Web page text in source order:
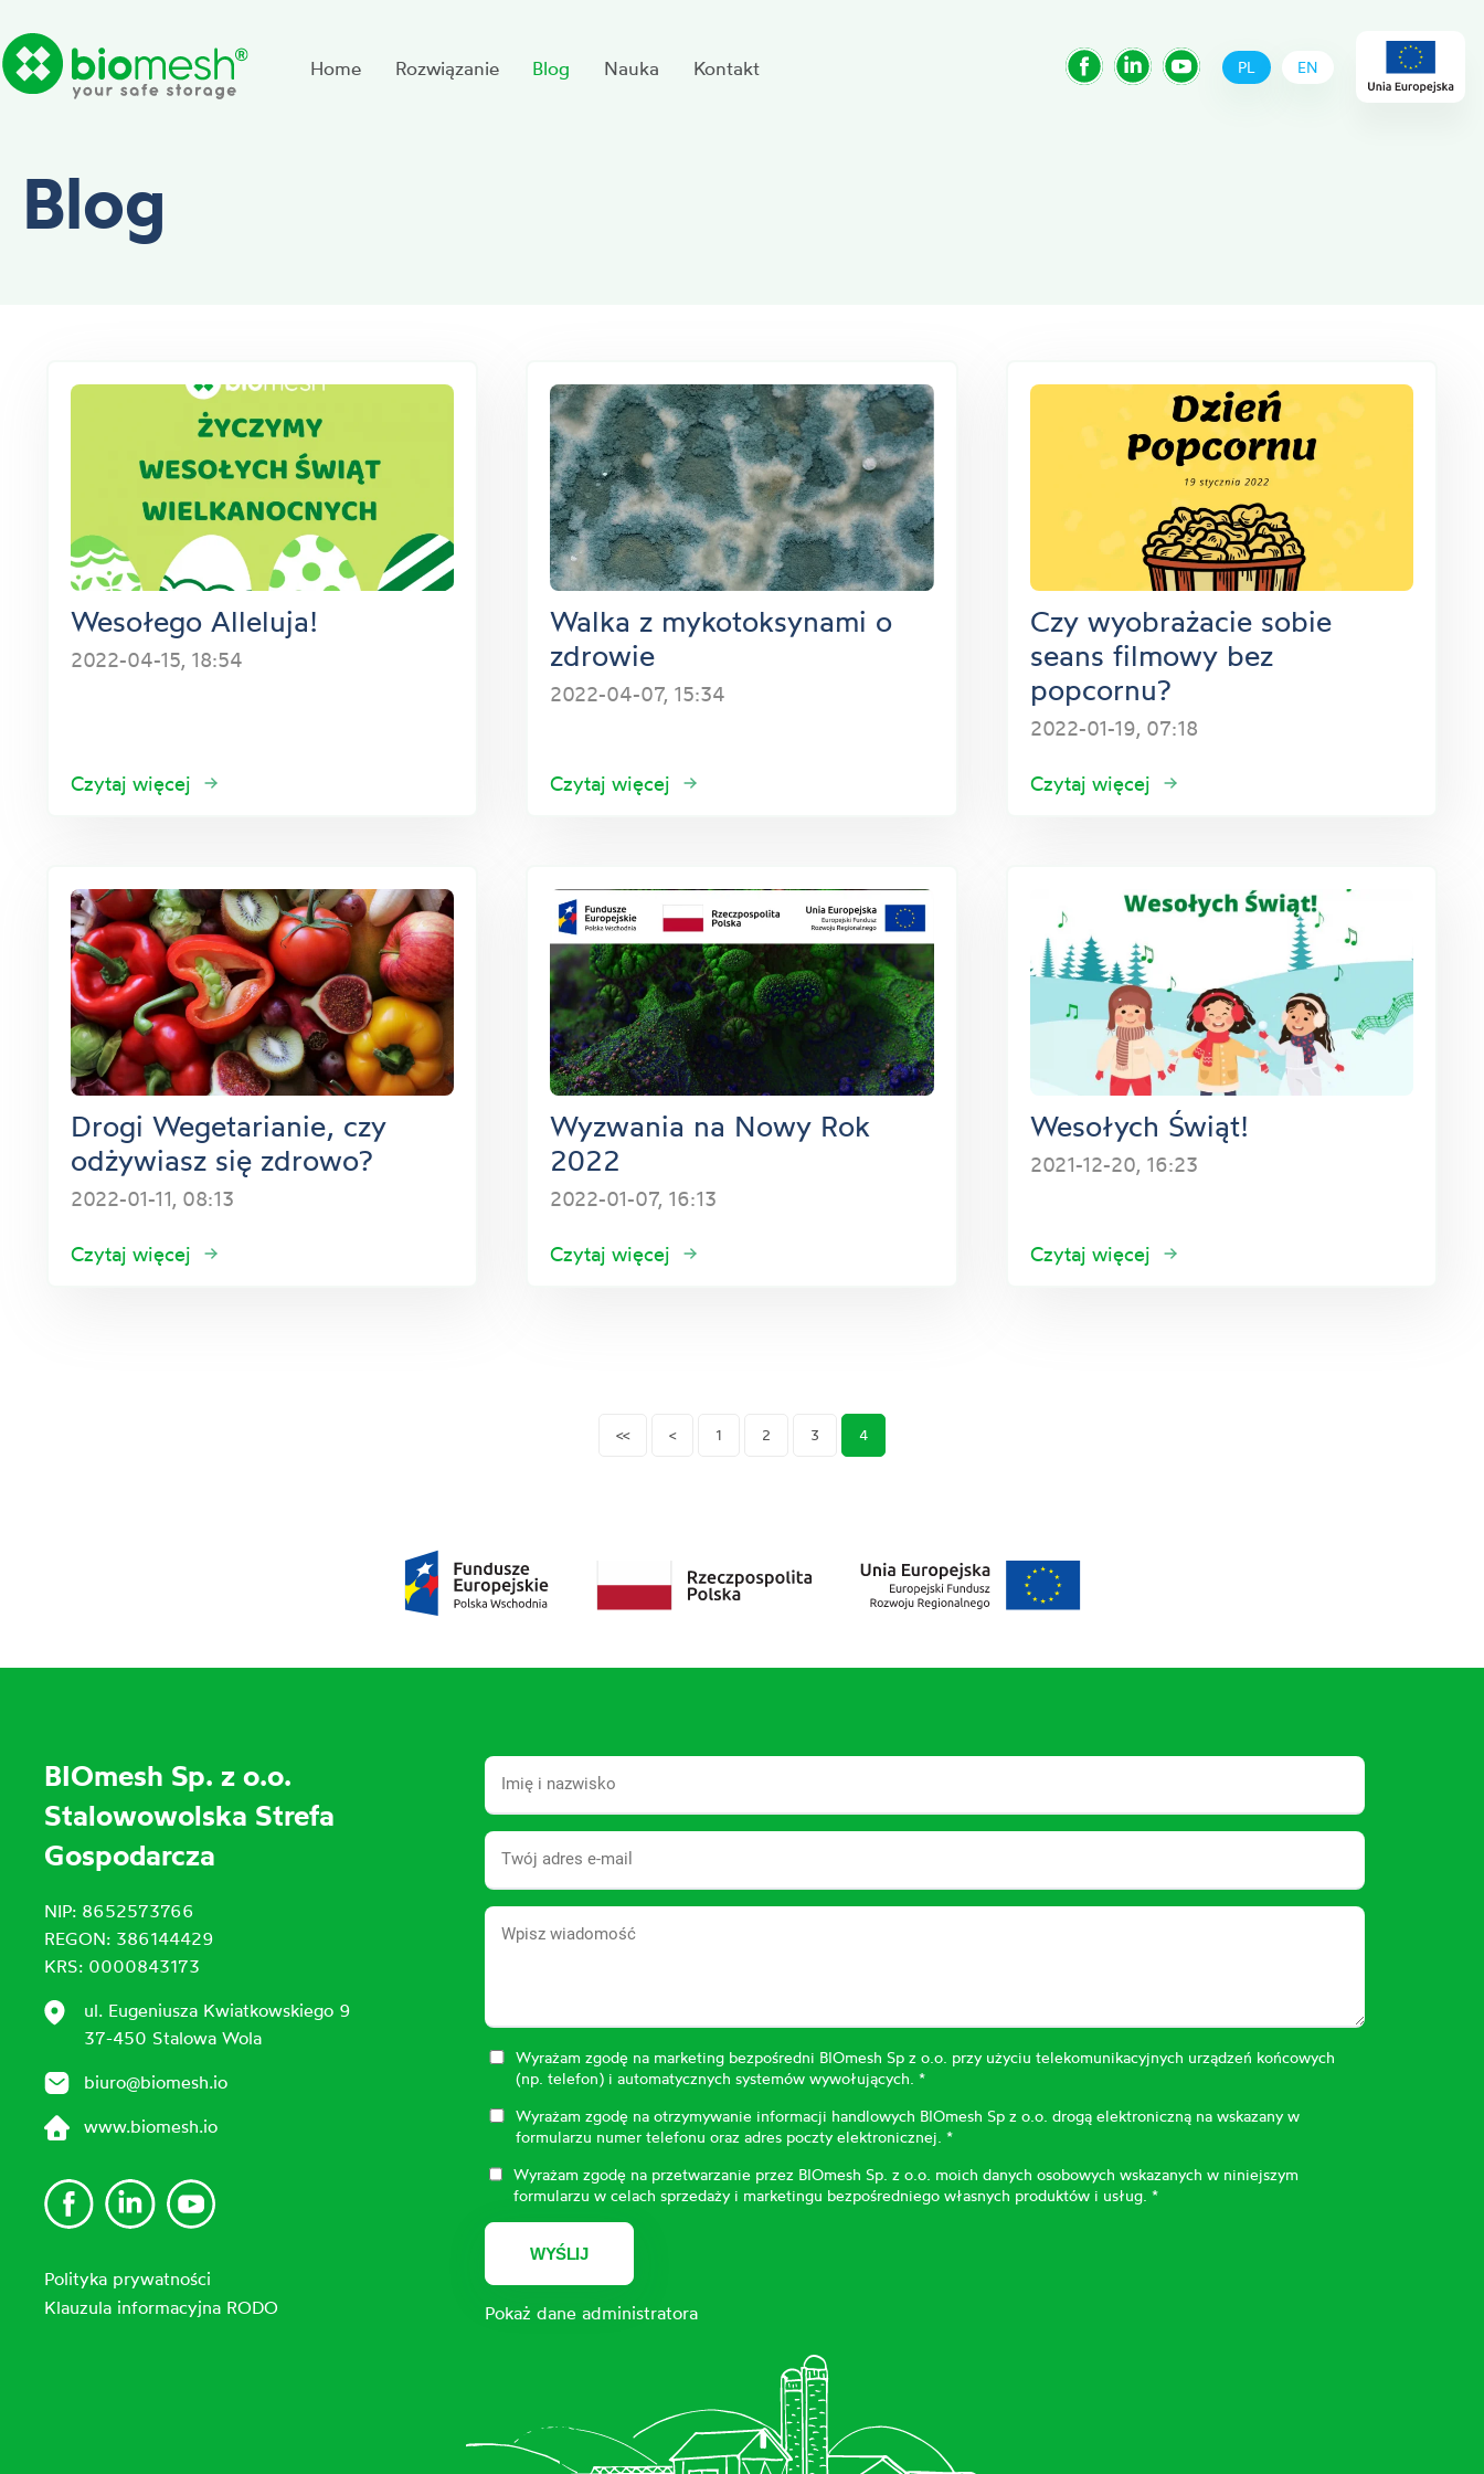
Home Rozwiązanie Blog Nauka Kontakt PL EN
Blog
Wesołego Alleluja!
2022-04-15, 18:54
Czytaj więcej
Walka z mykotoksynami o
zdrowie
2022-04-07, 15:34
Czytaj więcej
Czy wyobrażacie sobie
seans filmowy bez
popcornu?
2022-01-19, 07:18
Czytaj więcej
Drogi Wegetarianie, czy
odżywiasz się zdrowo?
2022-01-11, 08:13
Czytaj więcej
Wyzwania na Nowy Rok
2022
2022-01-07, 16:13
Czytaj więcej
Wesołych Świąt!
2021-12-20, 16:23
Czytaj więcej
<< < 1 2 3 4
BIOmesh Sp. z o.o.
Stalowowolska Strefa
Gospodarcza
NIP: 8652573766
REGON: 386144429
KRS: 0000843173
ul. Eugeniusza Kwiatkowskiego 9
37-450 Stalowa Wola
biuro@biomesh.io
www.biomesh.io
Polityka prywatności
Klauzula informacyjna RODO
Wyrażam zgodę na marketing bezpośredni BIOmesh Sp z o.o. przy użyciu telekomunikacyjnych urządzeń końcowych
(np. telefon) i automatycznych systemów wywołujących. *
Wyrażam zgodę na otrzymywanie informacji handlowych BIOmesh Sp z o.o. drogą elektroniczną na wskazany w
formularzu numer telefonu oraz adres poczty elektronicznej. *
Wyrażam zgodę na przetwarzanie przez BIOmesh Sp. z o.o. moich danych osobowych wskazanych w niniejszym
formularzu w celach sprzedaży i marketingu bezpośredniego własnych produktów i usług. *
WYŚLIJ
Pokaż dane administratora